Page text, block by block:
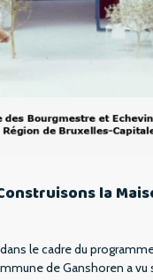
la
le cadre du
de Ganshoren a vu